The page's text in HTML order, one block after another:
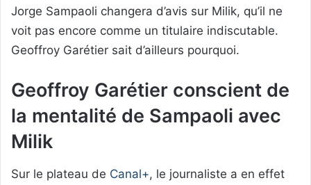
Jorge Sampaoli changera d’avis sur Milik, qu’il ne
voit pas encore comme un titulaire indiscutable.
Geoffroy Garétier sait d’ailleurs pourquoi.
Geoffroy Garétier conscient de
la mentalité de Sampaoli avec
Milik
Sur le plateau de Canal+, le journaliste a en effet